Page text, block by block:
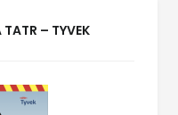
– TYVEK